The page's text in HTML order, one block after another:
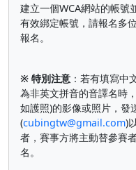
建立一個WCA網站的帳號
有效綁定帳號，請報名多
報名。
※ 特別注意 ：若有填寫中
為非英文拼音的音譯名時
如護照)的影像或照片，發
(cubingtw@gmail.com)
者，賽事方將主動替參賽
名。